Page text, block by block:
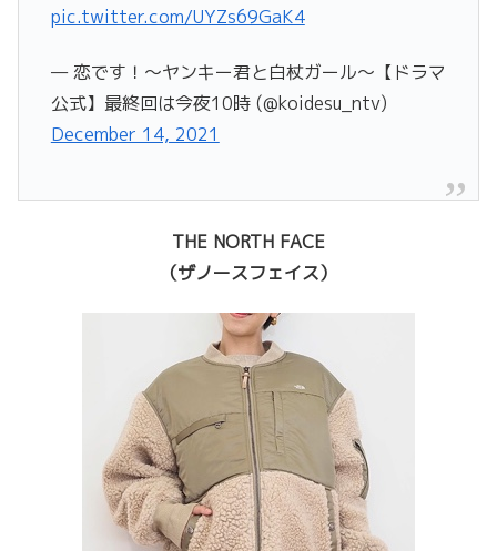
pic.twitter.com/UYZs69GaK4
— 恋です！〜ヤンキー君と白杖ガール〜【ドラマ
公式】最終回は今夜10時 (@koidesu_ntv)
December 14, 2021
THE NORTH FACE
（ザノースフェイス）